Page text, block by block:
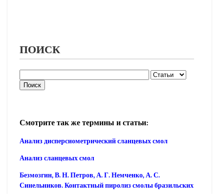
ПОИСК
Смотрите так же термины и статьи:
Анализ дисперсиометрический сланцевых смол
Анализ сланцевых смол
Безмозгин, В. Н. Петров, А. Г. Немченко, А. С.
Синельников. Контактный пиролиз смолы бразильских